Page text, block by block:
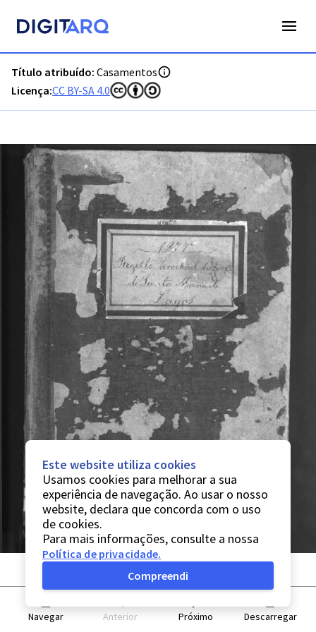
Título atribuído: Casamentos
Licença:CC BY-SA 4.0
Navegar Anterior Próximo Descarregar
Este website utiliza cookies
Usamos cookies para melhorar a sua
experiência de navegação. Ao usar o nosso
website, declara que concorda com o uso
de cookies.
Para mais informações, consulte a nossa
Política de privacidade.
Compreendi